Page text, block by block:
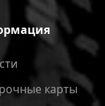
карты